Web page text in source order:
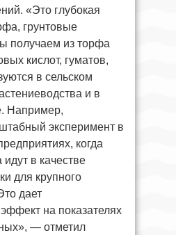
«Это глубокая
грунтовые
получаем из торфа
кислот, гуматов,
в сельском
и в
Например,
эксперимент в
когда
в качестве
для крупного
дает
на показателях
— отметил